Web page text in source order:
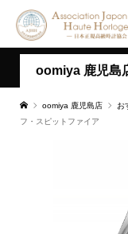
oomiya 鹿児島
oomiya 鹿児島店 お
フ・スピットファイア